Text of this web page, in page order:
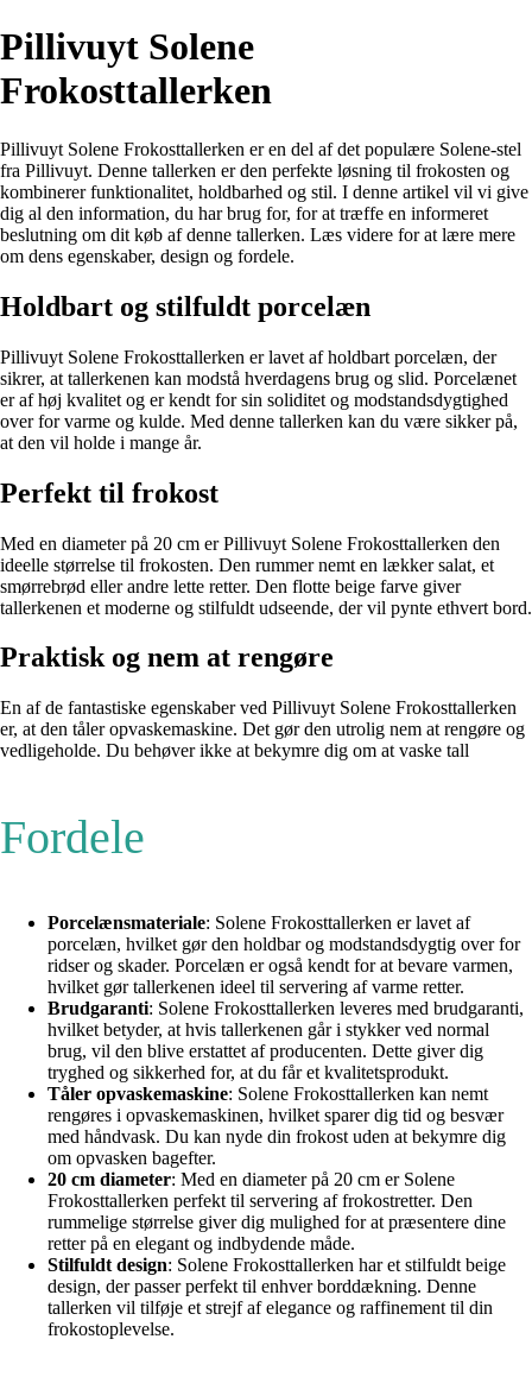
Pillivuyt Solene
Frokosttallerken
Pillivuyt Solene Frokosttallerken er en del af det populære Solene-stel
fra Pillivuyt. Denne tallerken er den perfekte løsning til frokosten og
kombinerer funktionalitet, holdbarhed og stil. I denne artikel vil vi give
dig al den information, du har brug for, for at træffe en informeret
beslutning om dit køb af denne tallerken. Læs videre for at lære mere
om dens egenskaber, design og fordele.
Holdbart og stilfuldt porcelæn
Pillivuyt Solene Frokosttallerken er lavet af holdbart porcelæn, der
sikrer, at tallerkenen kan modstå hverdagens brug og slid. Porcelænet
er af høj kvalitet og er kendt for sin soliditet og modstandsdygtighed
over for varme og kulde. Med denne tallerken kan du være sikker på,
at den vil holde i mange år.
Perfekt til frokost
Med en diameter på 20 cm er Pillivuyt Solene Frokosttallerken den
ideelle størrelse til frokosten. Den rummer nemt en lækker salat, et
smørrebrød eller andre lette retter. Den flotte beige farve giver
tallerkenen et moderne og stilfuldt udseende, der vil pynte ethvert bord.
Praktisk og nem at rengøre
En af de fantastiske egenskaber ved Pillivuyt Solene Frokosttallerken
er, at den tåler opvaskemaskine. Det gør den utrolig nem at rengøre og
vedligeholde. Du behøver ikke at bekymre dig om at vaske tall
Fordele
Porcelænsmateriale: Solene Frokosttallerken er lavet af
porcelæn, hvilket gør den holdbar og modstandsdygtig over for
ridser og skader. Porcelæn er også kendt for at bevare varmen,
hvilket gør tallerkenen ideel til servering af varme retter.
Brudgaranti: Solene Frokosttallerken leveres med brudgaranti,
hvilket betyder, at hvis tallerkenen går i stykker ved normal
brug, vil den blive erstattet af producenten. Dette giver dig
tryghed og sikkerhed for, at du får et kvalitetsprodukt.
Tåler opvaskemaskine: Solene Frokosttallerken kan nemt
rengøres i opvaskemaskinen, hvilket sparer dig tid og besvær
med håndvask. Du kan nyde din frokost uden at bekymre dig
om opvasken bagefter.
20 cm diameter: Med en diameter på 20 cm er Solene
Frokosttallerken perfekt til servering af frokostretter. Den
rummelige størrelse giver dig mulighed for at præsentere dine
retter på en elegant og indbydende måde.
Stilfuldt design: Solene Frokosttallerken har et stilfuldt beige
design, der passer perfekt til enhver borddækning. Denne
tallerken vil tilføje et strejf af elegance og raffinement til din
frokostoplevelse.